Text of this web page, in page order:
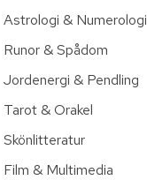
Astrologi & Numerologi
Runor & Spådom
Jordenergi & Pendling
Tarot & Orakel
Skönlitteratur
Film & Multimedia